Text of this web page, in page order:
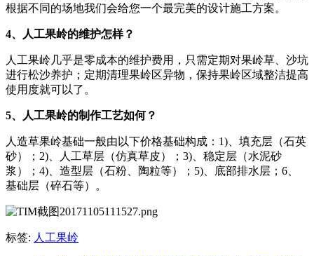
根据不同的场地我们会给您一个最完美的设计施工方案。
4、人工果岭的维护怎样？
人工果岭几乎是零成本的维护费用，只需定期对果岭草、沙坑
进行松沙养护；定期清理果岭区异物，保持果岭区域整洁提高
使用度就可以了。
5、人工果岭的制作工艺如何？
人造草果岭基础一般由以下价格基础构成：1)、填充层（石英
砂）；2)、人工草层（仿真草皮）；3)、稳定层（水泥砂
浆）；4)、造型层（石粉、陶粒等）；5)、底部排水层；6、
基础层（碎石等）。
标签: 人工果岭